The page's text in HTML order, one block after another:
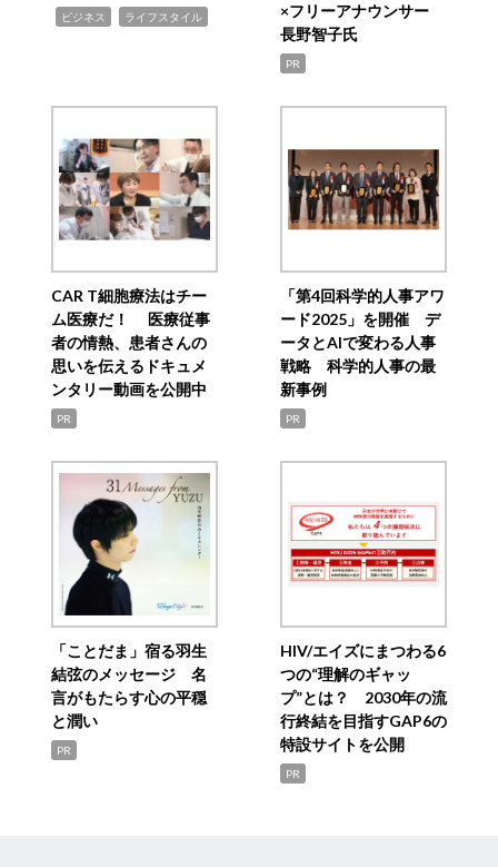
ビジネス ライフスタイル
×フリーアナウンサー
長野智子氏
PR
CAR T細胞療法はチー
ム医療だ！ 医療従事
者の情熱、患者さんの
思いを伝えるドキュメ
ンタリー動画を公開中
PR
「第4回科学的人事アワ
ード2025」を開催 デ
ータとAIで変わる人事
戦略 科学的人事の最
新事例
PR
「ことだま」宿る羽生
結弦のメッセージ 名
言がもたらす心の平穏
と潤い
PR
HIV/エイズにまつわる6
つの“理解のギャッ
プ”とは？ 2030年の流
行終結を目指すGAP6の
特設サイトを公開
PR